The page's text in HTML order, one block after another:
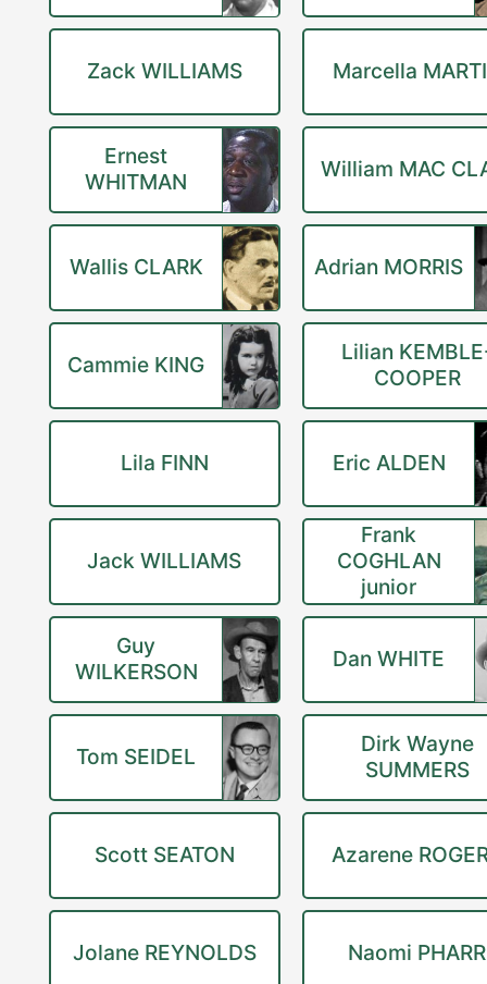
Zack WILLIAMS Marcella
Ernest
WHITMAN
William MAC
Wallis CLARK Adrian MORRIS
Cammie KING
Lilian
COOPER
Lila FINN Eric ALDEN
Jack WILLIAMS
Frank
COGHLAN
junior
Guy
WILKERSON
Dan WHITE
Tom SEIDEL
Dirk Wayne
SUMMERS
Scott SEATON Azarene
Jolane REYNOLDS Naomi PHARR